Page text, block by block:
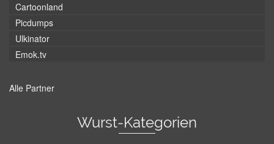
Cartoonland
Picdumps
Ulkinator
Emok.tv
Alle Partner
Wurst-Kategorien